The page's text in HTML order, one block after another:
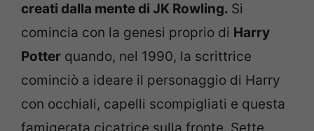
creati dalla mente di JK Rowling. Si
comincia con la genesi proprio di Harry
Potter quando, nel 1990, la scrittrice
cominciò a ideare il personaggio di Harry
con occhiali, capelli scompigliati e questa